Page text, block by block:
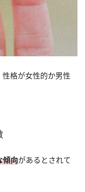
格が女性的か男性
傾向があるとされて